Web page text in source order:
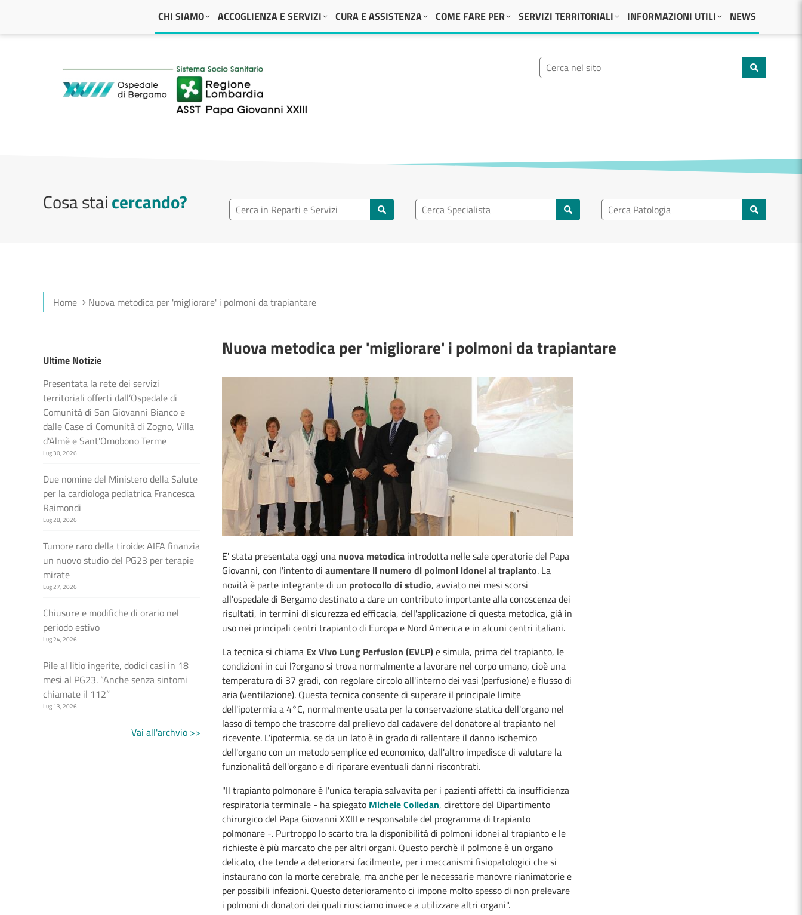
Navigazione principaleCHI SIAMO ACCOGLIENZA E SERVIZI CURA E ASSISTENZA COME FARE PER SERVIZI TERRITORIALI INFORMAZIONI UTILI NEWS
ASST Papa Giovanni XXIII
Ricerca nel sito
Cosa staicercando? Ricerca reparto Ricerca specialisti Ricerca nel patologia
Home Nuova metodica per 'migliorare' i polmoni da trapiantare
Nuova metodica per 'migliorare' i polmoni da trapiantare
E' stata presentata oggi una nuova metodica introdotta nelle sale operatorie del Papa
Giovanni, con l'intento di aumentare il numero di polmoni idonei al trapianto. La
novità è parte integrante di un protocollo di studio, avviato nei mesi scorsi
all'ospedale di Bergamo destinato a dare un contributo importante alla conoscenza dei
risultati, in termini di sicurezza ed efficacia, dell'applicazione di questa metodica, già in
uso nei principali centri trapianto di Europa e Nord America e in alcuni centri italiani.
La tecnica si chiama Ex Vivo Lung Perfusion (EVLP)e simula, prima del trapianto, le
condizioni in cui l?organo si trova normalmente a lavorare nel corpo umano, cioè una
temperatura di 37 gradi, con regolare circolo all'interno dei vasi (perfusione) e flusso di
aria (ventilazione). Questa tecnica consente di superare il principale limite
dell'ipotermia a 4°C, normalmente usata per la conservazione statica dell'organo nel
lasso di tempo che trascorre dal prelievo dal cadavere del donatore al trapianto nel
ricevente. L'ipotermia, se da un lato è in grado di rallentare il danno ischemico
dell'organo con un metodo semplice ed economico, dall'altro impedisce di valutare la
funzionalità dell'organo e di riparare eventuali danni riscontrati.
"Il trapianto polmonare è l'unica terapia salvavita per i pazienti affetti da insufficienza
respiratoria terminale - ha spiegato Michele Colledan, direttore del Dipartimento
chirurgico del Papa Giovanni XXIII e responsabile del programma di trapianto
polmonare -. Purtroppo lo scarto tra la disponibilità di polmoni idonei al trapianto e le
richieste è più marcato che per altri organi. Questo perchè il polmone è un organo
delicato, che tende a deteriorarsi facilmente, per i meccanismi fisiopatologici che si
instaurano con la morte cerebrale, ma anche per le necessarie manovre rianimatorie e
per possibili infezioni. Questo deterioramento ci impone molto spesso di non prelevare
i polmoni di donatori dei quali riusciamo invece a utilizzare altri organi".
Ultime Notizie
Presentata la rete dei servizi
territoriali offerti dall’Ospedale di
Comunità di San Giovanni Bianco e
dalle Case di Comunità di Zogno, Villa
d'Almè e Sant'Omobono Terme
Lug 30, 2026
Due nomine del Ministero della Salute
per la cardiologa pediatrica Francesca
Raimondi
Lug 28, 2026
Tumore raro della tiroide: AIFA finanzia
un nuovo studio del PG23 per terapie
mirate
Lug 27, 2026
Chiusure e modifiche di orario nel
periodo estivo
Lug 24, 2026
Pile al litio ingerite, dodici casi in 18
mesi al PG23. “Anche senza sintomi
chiamate il 112”
Lug 13, 2026
Vai all'archvio >>